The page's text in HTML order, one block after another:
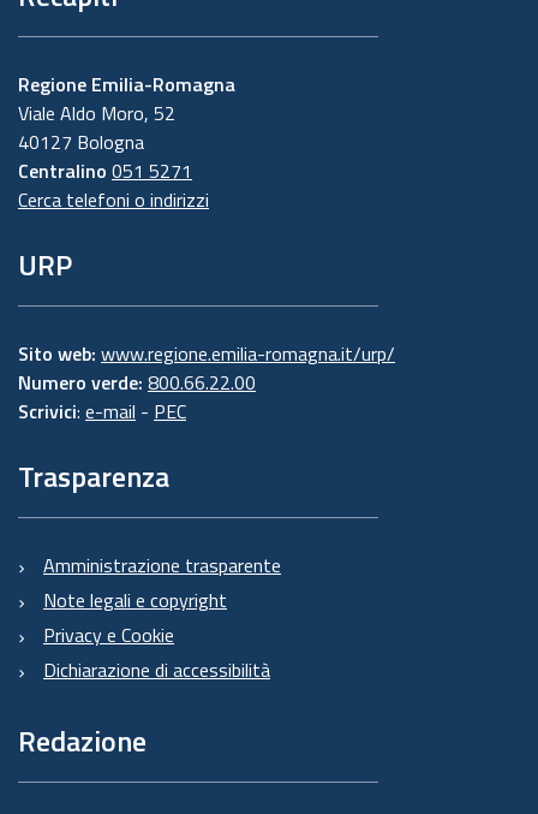
Regione Emilia-Romagna
Viale Aldo Moro, 52
40127 Bologna
Centralino 051 5271
Cerca telefoni o indirizzi
URP
Sito web: www.regione.emilia-romagna.it/urp/
Numero verde: 800.66.22.00
Scrivici: e-mail - PEC
Trasparenza
Amministrazione trasparente
Note legali e copyright
Privacy e Cookie
Dichiarazione di accessibilità
Redazione